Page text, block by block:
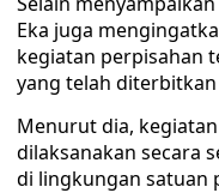
Eka juga
kegiatan perpisahan
yang telah
Menurut dia,
dilaksanakan secara
di lingkungan satuan